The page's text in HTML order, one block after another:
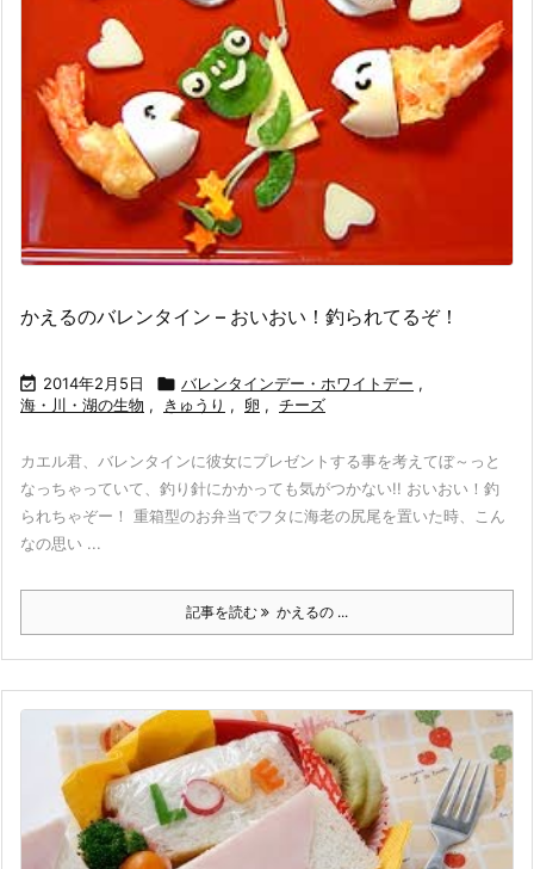
かえるのバレンタイン – おいおい！釣られてるぞ！
 2014年2月5日  バレンタインデー・ホワイトデー ,
海・川・湖の生物 , きゅうり , 卵 , チーズ
カエル君、バレンタインに彼女にプレゼントする事を考えてぼ～っと
なっちゃっていて、釣り針にかかっても気がつかない!! おいおい！釣
られちゃぞー！ 重箱型のお弁当でフタに海老の尻尾を置いた時、こん
なの思い ...
記事を読む かえるの ...